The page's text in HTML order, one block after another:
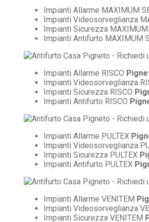
Impianti Allarme MAXIMUM
Impianti Videosorveglianza
Impianti Sicurezza MAXIMUM
Impianti Antifurto MAXIMUM
Impianti Allarme RISCO
Impianti Videosorveglianza
Impianti Sicurezza RISCO
Impianti Antifurto RISCO
Impianti Allarme PULTEX
Impianti Videosorveglianza
Impianti Sicurezza PULTEX
Impianti Antifurto PULTEX
Impianti Allarme VENITEM
Impianti Videosorveglianza
Impianti Sicurezza VENITEM